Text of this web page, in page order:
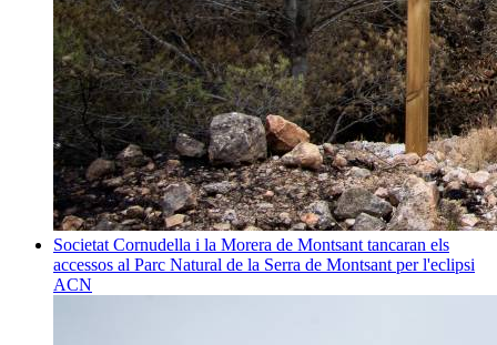
Societat Cornudella i la Morera de Montsant tancaran els
accessos al Parc Natural de la Serra de Montsant per l'eclipsi
ACN